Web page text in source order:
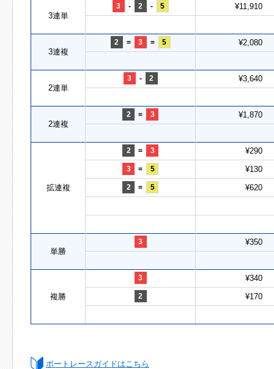
3連単
3 - 2 - 5 ¥11,910
3連複
2 = 3 = 5 ¥2,080
2連単
3 - 2 ¥3,640
2連複
2 = 3 ¥1,870
拡連複
2 = 3 ¥290
3 = 5 ¥130
2 = 5 ¥620
単勝
3 ¥350
複勝
3 ¥340
2 ¥170
ボートレースガイドはこちら